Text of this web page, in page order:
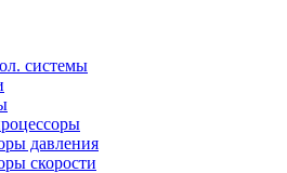
системы
давления
скорости